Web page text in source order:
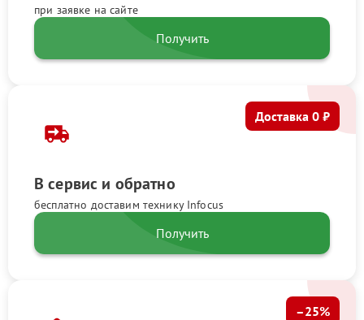
при заявке на сайте
Получить
В сервис и обратно
бесплатно доставим технику Infocus
Доставка 0 ₽
Получить
–25%